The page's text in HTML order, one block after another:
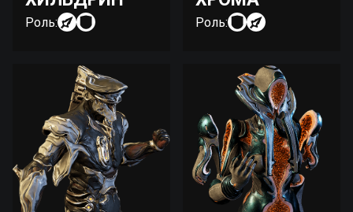
Роль: Роль: